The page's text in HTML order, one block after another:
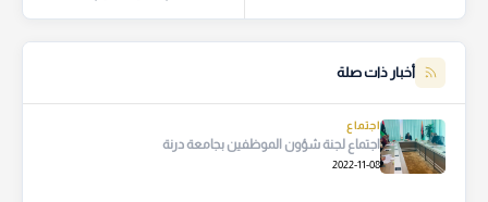
أخبار ذات صلة
اجتماع
اجتماع لجنة شؤون الموظفين بجامعة درنة
2022-11-08